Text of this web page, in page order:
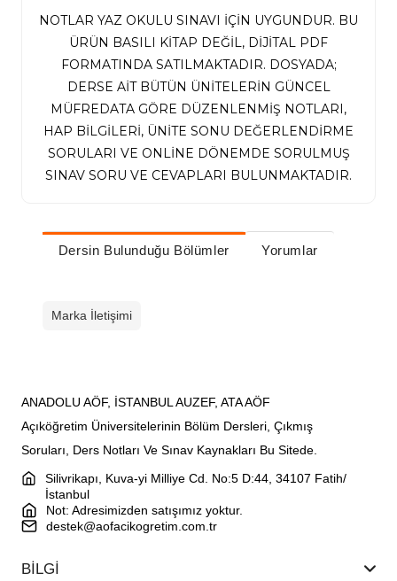
NOTLAR YAZ OKULU SINAVI İÇİN UYGUNDUR. BU
ÜRÜN BASILI KİTAP DEĞİL, DİJİTAL PDF
FORMATINDA SATILMAKTADIR. DOSYADA;
DERSE AİT BÜTÜN ÜNİTELERİN GÜNCEL
MÜFREDATA GÖRE DÜZENLENMİŞ NOTLARI,
HAP BİLGİLERİ, ÜNİTE SONU DEĞERLENDİRME
SORULARI VE ONLİNE DÖNEMDE SORULMUŞ
SINAV SORU VE CEVAPLARI BULUNMAKTADIR.
Dersin Bulunduğu Bölümler Yorumlar
Marka İletişimi
ANADOLU AÖF, İSTANBUL AUZEF, ATA AÖF
Açıköğretim Üniversitelerinin Bölüm Dersleri, Çıkmış
Soruları, Ders Notları Ve Sınav Kaynakları Bu Sitede.
Silivrikapı, Kuva-yi Milliye Cd. No:5 D:44, 34107 Fatih/
İstanbul
Not: Adresimizden satışımız yoktur.
destek@aofacikogretim.com.tr
BİLGİ